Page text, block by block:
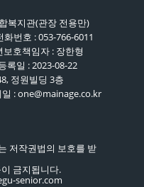
복지관(관장 전용만)
번호 : 053-766-6011
호책임자 : 장한형
록일 : 2023-08-22
정원빌딩 3층
: one@mainage.co.kr
저작권법의 보호를 받
이 금지됩니다.
senior.com